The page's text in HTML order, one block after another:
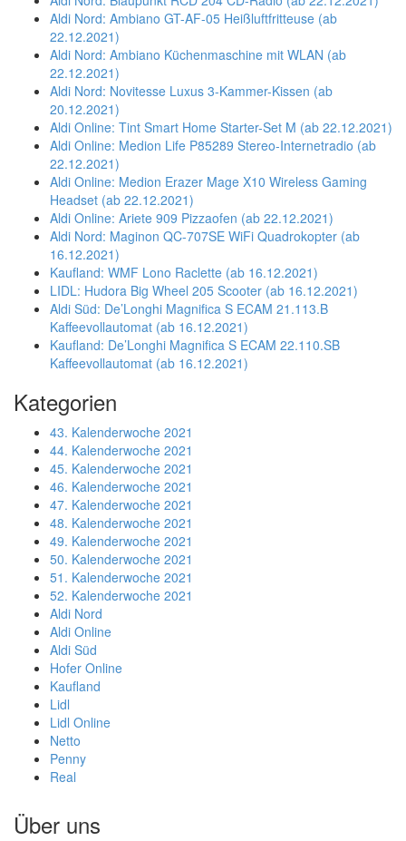
Aldi Nord: Ambiano GT-AF-05 Heißluftfritteuse (ab
22.12.2021)
Aldi Nord: Ambiano Küchenmaschine mit WLAN (ab
22.12.2021)
Aldi Nord: Novitesse Luxus 3-Kammer-Kissen (ab
20.12.2021)
Aldi Online: Tint Smart Home Starter-Set M (ab 22.12.2021)
Aldi Online: Medion Life P85289 Stereo-Internetradio (ab
22.12.2021)
Aldi Online: Medion Erazer Mage X10 Wireless Gaming
Headset (ab 22.12.2021)
Aldi Online: Ariete 909 Pizzaofen (ab 22.12.2021)
Aldi Nord: Maginon QC-707SE WiFi Quadrokopter (ab
16.12.2021)
Kaufland: WMF Lono Raclette (ab 16.12.2021)
LIDL: Hudora Big Wheel 205 Scooter (ab 16.12.2021)
Aldi Süd: De’Longhi Magnifica S ECAM 21.113.B
Kaffeevollautomat (ab 16.12.2021)
Kaufland: De’Longhi Magnifica S ECAM 22.110.SB
Kaffeevollautomat (ab 16.12.2021)
Kategorien
43. Kalenderwoche 2021
44. Kalenderwoche 2021
45. Kalenderwoche 2021
46. Kalenderwoche 2021
47. Kalenderwoche 2021
48. Kalenderwoche 2021
49. Kalenderwoche 2021
50. Kalenderwoche 2021
51. Kalenderwoche 2021
52. Kalenderwoche 2021
Aldi Nord
Aldi Online
Aldi Süd
Hofer Online
Kaufland
Lidl
Lidl Online
Netto
Penny
Real
Über uns